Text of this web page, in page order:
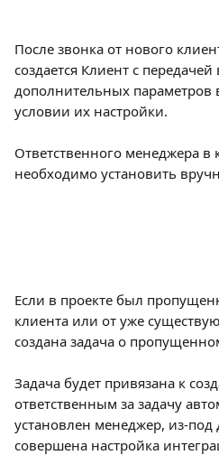
После звонка от нового
создается Клиент с
дополнительных параметров
условии их настройки.
Ответственного менеджера в
необходимо установить
Если в проекте был
клиента или от уже
создана задача о
Задача будет привязана к
ответственным за задачу
установлен менеджер, из-под
совершена настройка